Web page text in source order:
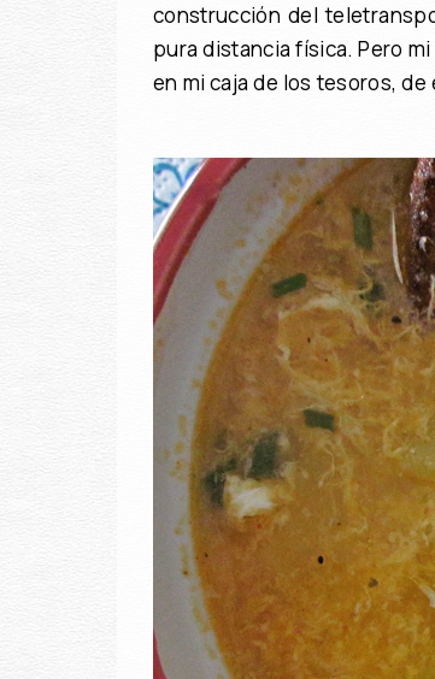
construcción del
pura distancia física. Pero
en mi caja de los tesoros,